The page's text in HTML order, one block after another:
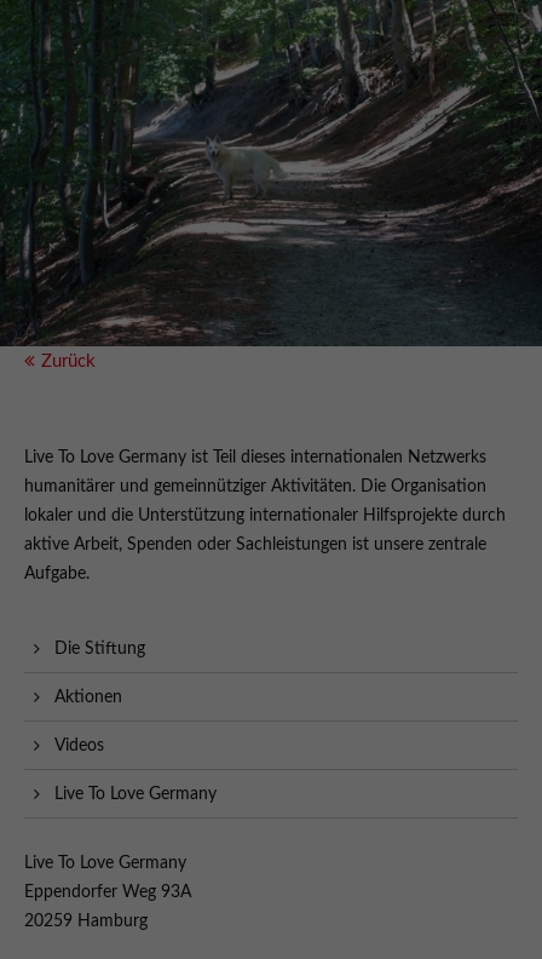
Zurück
Live To Love Germany ist Teil dieses internationalen Netzwerks
humanitärer und gemeinnütziger Aktivitäten. Die Organisation
lokaler und die Unterstützung internationaler Hilfsprojekte durch
aktive Arbeit, Spenden oder Sachleistungen ist unsere zentrale
Aufgabe.
Die Stiftung
Aktionen
Videos
Live To Love Germany
Live To Love Germany
Eppendorfer Weg 93A
20259 Hamburg